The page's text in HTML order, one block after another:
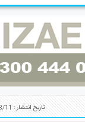
تاریخ انتشار : 1405/03/11 - 7:02